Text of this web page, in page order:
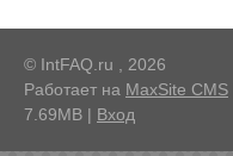
© IntFAQ.ru , 2026
Работает на MaxSite CMS
7.69MB | Вход